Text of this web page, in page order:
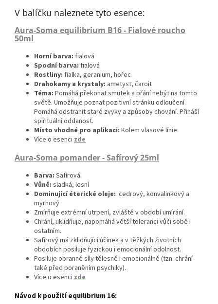
V balíčku naleznete tyto esence:
Aura-Soma equilibrium B16 - Fialové roucho
50ml
Horní barva: fialová
Spodní barva: fialová
Rostliny: fialka, geranium, hořec
Drahokamy a krystaly: ametyst, čaroit
Téma: Pomáhá překonat smutek a přání nebýt na tomto
světě. Umožňuje poznat pozitivní stránku odloučení.
Pomáhá odstranit staré zvyky a způsoby chování. Přináší
spirituální oddanost.
Místo vhodné pro aplikaci: Kolem vlasové línie.
Více o esenci zde
Aura-Soma pomander - Safírový 25ml
Barva: Safírová
Vůně: sladká, lesní
Dominující éterické oleje: cedrový, konvalinkový a
myrhový
Zmírňuje extrémní utrpení, zvláště v období umírání.
Chrání, uklidňuje, napomáhá větší toleranci vůči sobě i
ostatním.
Safírový má zklidňující účinek a v těžkých životních
obdobích posiluje fyzickou i emocionální odolnost.
Posiluje obranné síly tělesně i emocionálně (tzn. chrání
také před poraněním psychiky).
Více o esenci zde
Návod k použití equilibrium 16: